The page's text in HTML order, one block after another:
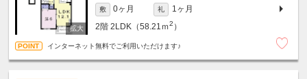
敷 0ヶ月 礼
1ヶ月
2階 2LDK（58.21ｍ2 ）
インターネット無料でご利用いただけます♪